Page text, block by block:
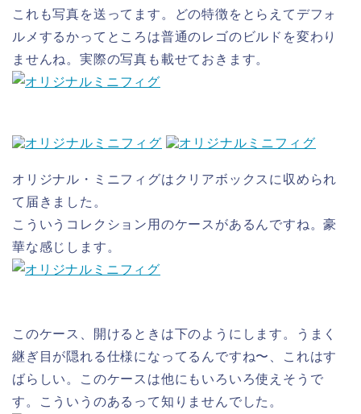
これも写真を送ってます。どの特徴をとらえてデフォ
ルメするかってところは普通のレゴのビルドを変わり
ませんね。実際の写真も載せておきます。
オリジナル・ミニフィグはクリアボックスに収められ
て届きました。
こういうコレクション用のケースがあるんですね。豪
華な感じします。
このケース、開けるときは下のようにします。うまく
継ぎ目が隠れる仕様になってるんですね〜、これはす
ばらしい。このケースは他にもいろいろ使えそうで
す。こういうのあるって知りませんでした。